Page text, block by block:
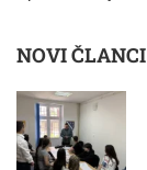
NOVI ČLANCI